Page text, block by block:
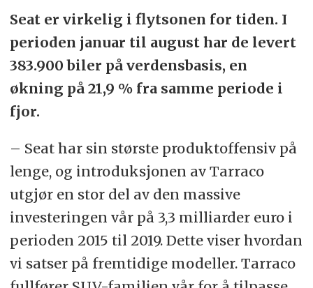
Seat er virkelig i flytsonen for tiden. I
perioden januar til august har de levert
383.900 biler på verdensbasis, en
økning på 21,9 % fra samme periode i
fjor.
– Seat har sin største produktoffensiv på
lenge, og introduksjonen av Tarraco
utgjør en stor del av den massive
investeringen vår på 3,3 milliarder euro i
perioden 2015 til 2019. Dette viser hvordan
vi satser på fremtidige modeller. Tarraco